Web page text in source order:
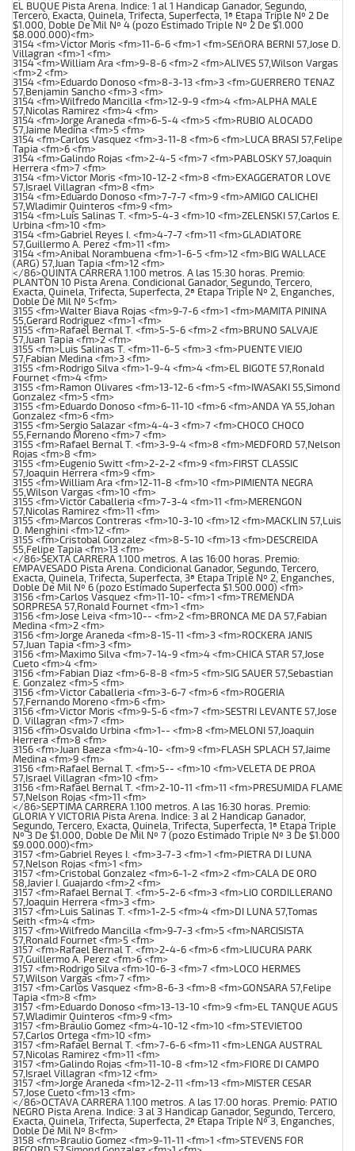
EL BUQUE Pista Arena. Indice: 1 al 1 Handicap Ganador, Segundo,
Tercero, Exacta, Quinela, Trifecta, Superfecta, 1ª Etapa Triple Nº 2 De
$1.000, Doble De Mil Nº 4 (pozo Estimado Triple Nº 2 De $1.000
$8.000.000)<fm>
3154 <fm>Victor Moris <fm>11-6-6 <fm>1 <fm>SEñORA BERNI 57,Jose D.
Villagran <fm>1 <fm>
3154 <fm>William Ara <fm>9-8-6 <fm>2 <fm>ALIVES 57,Wilson Vargas
<fm>2 <fm>
3154 <fm>Eduardo Donoso <fm>8-3-13 <fm>3 <fm>GUERRERO TENAZ
57,Benjamin Sancho <fm>3 <fm>
3154 <fm>Wilfredo Mancilla <fm>12-9-9 <fm>4 <fm>ALPHA MALE
57,Nicolas Ramirez <fm>4 <fm>
3154 <fm>Jorge Araneda <fm>6-5-4 <fm>5 <fm>RUBIO ALOCADO
57,Jaime Medina <fm>5 <fm>
3154 <fm>Carlos Vasquez <fm>3-11-8 <fm>6 <fm>LUCA BRASI 57,Felipe
Tapia <fm>6 <fm>
3154 <fm>Galindo Rojas <fm>2-4-5 <fm>7 <fm>PABLOSKY 57,Joaquin
Herrera <fm>7 <fm>
3154 <fm>Victor Moris <fm>10-12-2 <fm>8 <fm>EXAGGERATOR LOVE
57,Israel Villagran <fm>8 <fm>
3154 <fm>Eduardo Donoso <fm>7-7-7 <fm>9 <fm>AMIGO CALICHEI
57,Wladimir Quinteros <fm>9 <fm>
3154 <fm>Luis Salinas T. <fm>5-4-3 <fm>10 <fm>ZELENSKI 57,Carlos E.
Urbina <fm>10 <fm>
3154 <fm>Gabriel Reyes I. <fm>4-7-7 <fm>11 <fm>GLADIATORE
57,Guillermo A. Perez <fm>11 <fm>
3154 <fm>Anibal Norambuena <fm>1-6-5 <fm>12 <fm>BIG WALLACE
(ARG) 57,Juan Tapia <fm>12 <fm>
</86>QUINTA CARRERA 1.100 metros. A las 15:30 horas. Premio:
PLANTON 10 Pista Arena. Condicional Ganador, Segundo, Tercero,
Exacta, Quinela, Trifecta, Superfecta, 2ª Etapa Triple Nº 2, Enganches,
Doble De Mil Nº 5<fm>
3155 <fm>Walter Biava Rojas <fm>9-7-6 <fm>1 <fm>MAMITA PININA
55,Gerard Rodriguez <fm>1 <fm>
3155 <fm>Rafael Bernal T. <fm>5-5-6 <fm>2 <fm>BRUNO SALVAJE
57,Juan Tapia <fm>2 <fm>
3155 <fm>Luis Salinas T. <fm>11-6-5 <fm>3 <fm>PUENTE VIEJO
57,Fabian Medina <fm>3 <fm>
3155 <fm>Rodrigo Silva <fm>1-9-4 <fm>4 <fm>EL BIGOTE 57,Ronald
Fournet <fm>4 <fm>
3155 <fm>Ramon Olivares <fm>13-12-6 <fm>5 <fm>IWASAKI 55,Simond
Gonzalez <fm>5 <fm>
3155 <fm>Eduardo Donoso <fm>6-11-10 <fm>6 <fm>ANDA YA 55,Johan
Gonzalez <fm>6 <fm>
3155 <fm>Sergio Salazar <fm>4-4-3 <fm>7 <fm>CHOCO CHOCO
55,Fernando Moreno <fm>7 <fm>
3155 <fm>Rafael Bernal T. <fm>3-9-4 <fm>8 <fm>MEDFORD 57,Nelson
Rojas <fm>8 <fm>
3155 <fm>Eugenio Switt <fm>2-2-2 <fm>9 <fm>FIRST CLASSIC
57,Joaquin Herrera <fm>9 <fm>
3155 <fm>William Ara <fm>12-11-8 <fm>10 <fm>PIMIENTA NEGRA
55,Wilson Vargas <fm>10 <fm>
3155 <fm>Victor Caballeria <fm>7-3-4 <fm>11 <fm>MERENGON
57,Nicolas Ramirez <fm>11 <fm>
3155 <fm>Marcos Contreras <fm>10-3-10 <fm>12 <fm>MACKLIN 57,Luis
D. Menghini <fm>12 <fm>
3155 <fm>Cristobal Gonzalez <fm>8-5-10 <fm>13 <fm>DESCREIDA
55,Felipe Tapia <fm>13 <fm>
</86>SEXTA CARRERA 1.100 metros. A las 16:00 horas. Premio:
EMPAVESADO Pista Arena. Condicional Ganador, Segundo, Tercero,
Exacta, Quinela, Trifecta, Superfecta, 3ª Etapa Triple Nº 2, Enganches,
Doble De Mil Nº 6 (pozo Estimado Superfecta $1.500.000) <fm>
3156 <fm>Carlos Vasquez <fm>11-10- <fm>1 <fm>TREMENDA
SORPRESA 57,Ronald Fournet <fm>1 <fm>
3156 <fm>Jose Leiva <fm>10-- <fm>2 <fm>BRONCA ME DA 57,Fabian
Medina <fm>2 <fm>
3156 <fm>Jorge Araneda <fm>8-15-11 <fm>3 <fm>ROCKERA JANIS
57,Juan Tapia <fm>3 <fm>
3156 <fm>Maximo Silva <fm>7-14-9 <fm>4 <fm>CHICA STAR 57,Jose
Cueto <fm>4 <fm>
3156 <fm>Fabian Diaz <fm>6-8-8 <fm>5 <fm>SIG SAUER 57,Sebastian
E. Gonzalez <fm>5 <fm>
3156 <fm>Victor Caballeria <fm>3-6-7 <fm>6 <fm>ROGERIA
57,Fernando Moreno <fm>6 <fm>
3156 <fm>Victor Moris <fm>9-5-6 <fm>7 <fm>SESTRI LEVANTE 57,Jose
D. Villagran <fm>7 <fm>
3156 <fm>Osvaldo Urbina <fm>1-- <fm>8 <fm>MELONI 57,Joaquin
Herrera <fm>8 <fm>
3156 <fm>Juan Baeza <fm>4-10- <fm>9 <fm>FLASH SPLACH 57,Jaime
Medina <fm>9 <fm>
3156 <fm>Rafael Bernal T. <fm>5-- <fm>10 <fm>VELETA DE PROA
57,Israel Villagran <fm>10 <fm>
3156 <fm>Rafael Bernal T. <fm>2-10-11 <fm>11 <fm>PRESUMIDA FLAME
57,Nelson Rojas <fm>11 <fm>
</86>SEPTIMA CARRERA 1.100 metros. A las 16:30 horas. Premio:
GLORIA Y VICTORIA Pista Arena. Indice: 3 al 2 Handicap Ganador,
Segundo, Tercero, Exacta, Quinela, Trifecta, Superfecta, 1ª Etapa Triple
Nº 3 De $1.000, Doble De Mil Nº 7 (pozo Estimado Triple Nº 3 De $1.000
$9.000.000)<fm>
3157 <fm>Gabriel Reyes I. <fm>3-7-3 <fm>1 <fm>PIETRA DI LUNA
57,Nelson Rojas <fm>1 <fm>
3157 <fm>Cristobal Gonzalez <fm>6-1-2 <fm>2 <fm>CALA DE ORO
58,Javier I. Guajardo <fm>2 <fm>
3157 <fm>Rafael Bernal T. <fm>5-2-6 <fm>3 <fm>LIO CORDILLERANO
57,Joaquin Herrera <fm>3 <fm>
3157 <fm>Luis Salinas T. <fm>1-2-5 <fm>4 <fm>DI LUNA 57,Tomas
Seith <fm>4 <fm>
3157 <fm>Wilfredo Mancilla <fm>9-7-3 <fm>5 <fm>NARCISISTA
57,Ronald Fournet <fm>5 <fm>
3157 <fm>Rafael Bernal T. <fm>2-4-6 <fm>6 <fm>LIUCURA PARK
57,Guillermo A. Perez <fm>6 <fm>
3157 <fm>Rodrigo Silva <fm>10-6-3 <fm>7 <fm>LOCO HERMES
57,Wilson Vargas <fm>7 <fm>
3157 <fm>Carlos Vasquez <fm>8-6-3 <fm>8 <fm>GONSARA 57,Felipe
Tapia <fm>8 <fm>
3157 <fm>Eduardo Donoso <fm>13-13-10 <fm>9 <fm>EL TANQUE AGUS
57,Wladimir Quinteros <fm>9 <fm>
3157 <fm>Braulio Gomez <fm>4-10-12 <fm>10 <fm>STEVIETOO
57,Carlos Ortega <fm>10 <fm>
3157 <fm>Rafael Bernal T. <fm>7-6-6 <fm>11 <fm>LENGA AUSTRAL
57,Nicolas Ramirez <fm>11 <fm>
3157 <fm>Galindo Rojas <fm>11-10-8 <fm>12 <fm>FIORE DI CAMPO
57,Israel Villagran <fm>12 <fm>
3157 <fm>Jorge Araneda <fm>12-2-11 <fm>13 <fm>MISTER CESAR
57,Jose Cueto <fm>13 <fm>
</86>OCTAVA CARRERA 1.100 metros. A las 17:00 horas. Premio: PATIO
NEGRO Pista Arena. Indice: 3 al 3 Handicap Ganador, Segundo, Tercero,
Exacta, Quinela, Trifecta, Superfecta, 2ª Etapa Triple Nº 3, Enganches,
Doble De Mil Nº 8<fm>
3158 <fm>Braulio Gomez <fm>9-11-11 <fm>1 <fm>STEVENS FOR